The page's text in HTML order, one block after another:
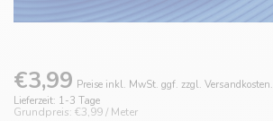
€3,99 Preise inkl. MwSt. ggf. zzgl. Versandkosten.
Lieferzeit: 1-3 Tage
Grundpreis: €3,99 / Meter